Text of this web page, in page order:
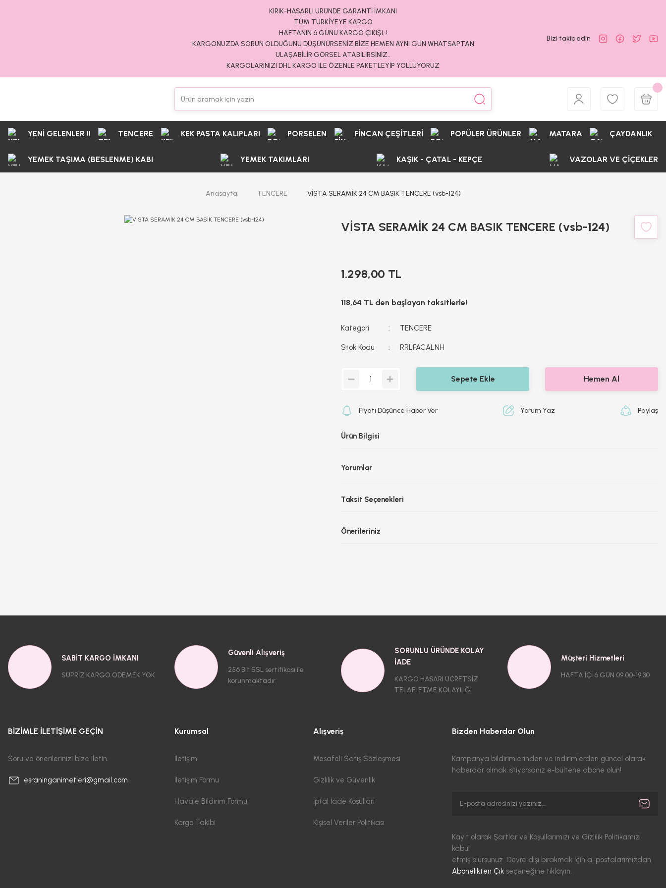
KIRIK-HASARLI ÜRÜNDE GARANTİ İMKANI
TÜM TÜRKİYEYE KARGO
HAFTANIN 6 GÜNÜ KARGO ÇIKIŞI..!
KARGONUZDA SORUN OLDUĞUNU DÜŞÜNÜRSENİZ BİZE HEMEN AYNI GÜN WHATSAPTAN
ULAŞABİLİR GÖRSEL ATABİLİRSİNİZ..
KARGOLARINIZI DHL KARGO İLE ÖZENLE PAKETLEYİP YOLLUYORUZ
Bizi takip edin
YENİ GELENLER !! TENCERE KEK PASTA KALIPLARI PORSELEN FİNCAN ÇEŞİTLERİ POPÜLER ÜRÜNLER MATARA ÇAYDANLIK
YEMEK TAŞIMA (BESLENME) KABI YEMEK TAKIMLARI KAŞIK - ÇATAL - KEPÇE VAZOLAR VE ÇİÇEKLER
Anasayfa TENCERE VİSTA SERAMİK 24 CM BASIK TENCERE (vsb-124)
VİSTA SERAMİK 24 CM BASIK TENCERE (vsb-124)
1.298,00 TL
118,64 TL den başlayan taksitlerle!
Kategori TENCERE
Stok Kodu RRLFACALNH
Sepete Ekle Hemen Al
Fiyatı Düşünce Haber Ver Yorum Yaz Paylaş
Ürün Bilgisi
Yorumlar
Taksit Seçenekleri
Önerileriniz
SABİT KARGO İMKANI
SÜPRİZ KARGO ÖDEMEK YOK
Güvenli Alışveriş
256 Bit SSL sertifikası ile
korunmaktadır
SORUNLU ÜRÜNDE KOLAY
İADE
KARGO HASARI ÜCRETSİZ
TELAFİ ETME KOLAYLIĞI
Müşteri Hizmetleri
HAFTA İÇİ 6 GÜN 09.00-19.30
BİZİMLE İLETİŞİME GEÇİN
Soru ve önerilerinizi bize iletin.
esraninganimetleri@gmail.com
Kurumsal
İletişim
İletişim Formu
Havale Bildirim Formu
Kargo Takibi
Alışveriş
Mesafeli Satış Sözleşmesi
Gizlilik ve Güvenlik
İptal İade Koşullari
Kişisel Veriler Politikası
Bizden Haberdar Olun
Kampanya bildirimlerinden ve indirimlerden güncel olarak
haberdar olmak istiyorsanız e-bültene abone olun!
Kayıt olarak Şartlar ve Koşullarımızı ve Gizlilik Politikamızı
kabul
etmiş olursunuz. Devre dışı bırakmak için a-postalarımızdan
Abonelikten Çık seçeneğine tıklayın.